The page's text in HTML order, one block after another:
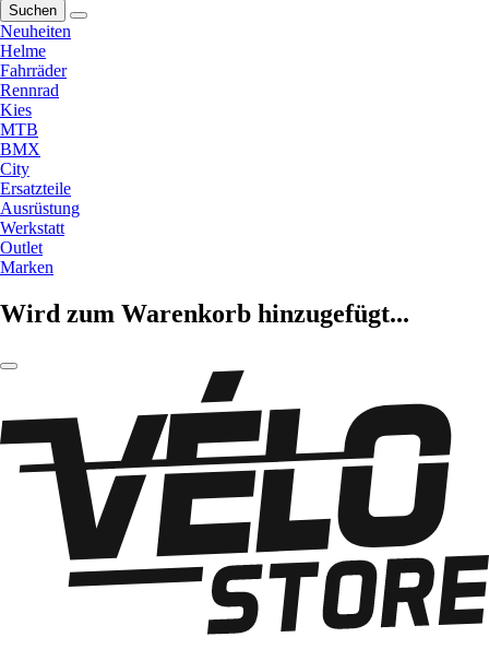
Suchen
Neuheiten
Helme
Fahrräder
Rennrad
Kies
MTB
BMX
City
Ersatzteile
Ausrüstung
Werkstatt
Outlet
Marken
Wird zum Warenkorb hinzugefügt...